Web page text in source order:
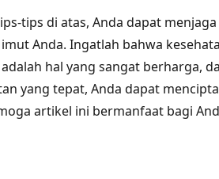
tips di atas, Anda dapat
Anda. Ingatlah bahwa
hal yang sangat berharga,
yang tepat, Anda dapat
artikel ini bermanfaat bagi